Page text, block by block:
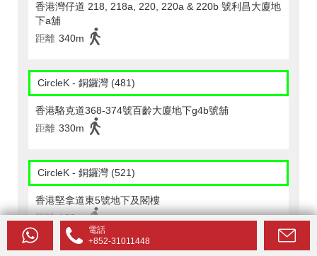
香港灣仔道 218, 218a, 220, 220a & 220b 號利昌大廈地
下a舖
距離 340m
CircleK - 銅鑼灣 (481)
香港駱克道368-374號百齡大廈地下g4b號舖
距離 330m
CircleK - 銅鑼灣 (521)
香港堅拿道東5號地下及閣樓
距離 190m
電話
+852-31011448